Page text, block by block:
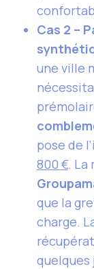
Cas 2 –
une ville
pose de
800 €. La
que la
charge.
quelques